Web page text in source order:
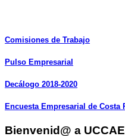
Comisiones de Trabajo
Pulso Empresarial
Decálogo 2018-2020
Encuesta Empresarial de Costa
Bienvenid@ a